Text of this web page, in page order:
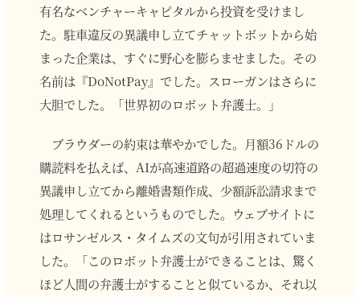
有名なベンチャーキャピタルから投資を受けまし
た。駐車違反の異議申し立てチャットボットから始
まった企業は、すぐに野心を膨らませました。その
名前は『DoNotPay』でした。スローガンはさらに
大胆でした。「世界初のロボット弁護士。」
ブラウダーの約束は華やかでした。月額36ドルの
購読料を払えば、AIが高速道路の超過速度の切符の
異議申し立てから離婚書類作成、少額訴訟請求まで
処理してくれるというものでした。ウェブサイトに
はロサンゼルス・タイムズの文句が引用されていま
した。「このロボット弁護士ができることは、驚く
ほど人間の弁護士がすることと似ているか、それ以